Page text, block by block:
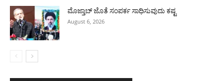
ಮೊಜ್ತಾಬ್ ಜೊತೆ ಸಂಪರ್ಕ ಸಾಧಿಸುವುದು ಕಷ್ಟ
August 6, 2026